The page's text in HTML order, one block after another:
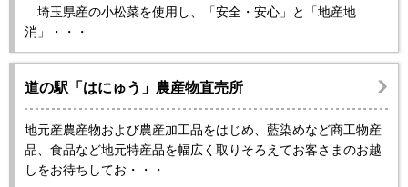
埼玉県産の小松菜を使用し、「安全・安心」と「地産地
消」・・・
道の駅「はにゅう」農産物直売所
地元産農産物および農産加工品をはじめ、藍染めなど商工物産
品、食品など地元特産品を幅広く取りそろえてお客さまのお越
しをお待ちしてお・・・